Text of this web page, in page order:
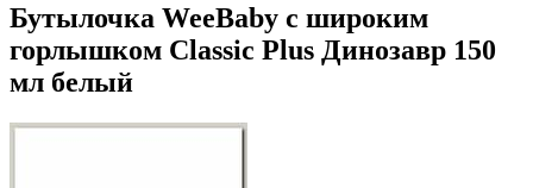
Бутылочка WeeBaby с широким
горлышком Classic Plus Динозавр 150
мл белый